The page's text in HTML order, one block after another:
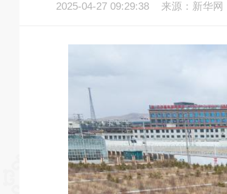
2025-04-27 09:29:38 来源：新华网